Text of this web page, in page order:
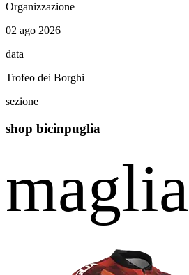
Organizzazione
02 ago 2026
data
Trofeo dei Borghi
sezione
shop bicinpuglia
maglia